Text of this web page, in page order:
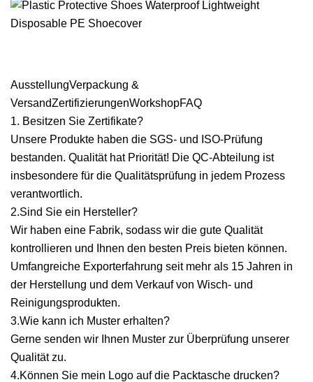
AusstellungVerpackung &
VersandZertifizierungenWorkshopFAQ
1. Besitzen Sie Zertifikate?
Unsere Produkte haben die SGS- und ISO-Prüfung
bestanden. Qualität hat Priorität! Die QC-Abteilung ist
insbesondere für die Qualitätsprüfung in jedem Prozess
verantwortlich.
2.Sind Sie ein Hersteller?
Wir haben eine Fabrik, sodass wir die gute Qualität
kontrollieren und Ihnen den besten Preis bieten können.
Umfangreiche Exporterfahrung seit mehr als 15 Jahren in
der Herstellung und dem Verkauf von Wisch- und
Reinigungsprodukten.
3.Wie kann ich Muster erhalten?
Gerne senden wir Ihnen Muster zur Überprüfung unserer
Qualität zu.
4.Können Sie mein Logo auf die Packtasche drucken?